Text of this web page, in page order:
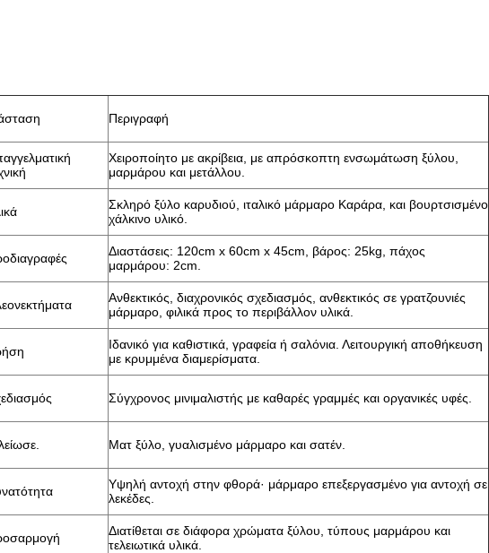
Περιγραφή
Χειροποίητο με ακρίβεια, με απρόσκοπτη ενσωμάτωση ξύλου,
μαρμάρου και μετάλλου.
Σκληρό ξύλο καρυδιού, ιταλικό μάρμαρο Καράρα, και βουρτσισμένο
χάλκινο υλικό.
Διαστάσεις: 120cm x 60cm x 45cm, βάρος: 25kg, πάχος
μαρμάρου: 2cm.
Ανθεκτικός, διαχρονικός σχεδιασμός, ανθεκτικός σε γρατζουνιές
μάρμαρο, φιλικά προς το περιβάλλον υλικά.
Ιδανικό για καθιστικά, γραφεία ή σαλόνια. Λειτουργική αποθήκευση
με κρυμμένα διαμερίσματα.
Σύγχρονος μινιμαλιστής με καθαρές γραμμές και οργανικές υφές.
Ματ ξύλο, γυαλισμένο μάρμαρο και σατέν.
Υψηλή αντοχή στην φθορά· μάρμαρο επεξεργασμένο για αντοχή σε
λεκέδες.
Διατίθεται σε διάφορα χρώματα ξύλου, τύπους μαρμάρου και
τελειωτικά υλικά.